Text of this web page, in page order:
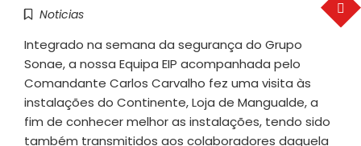
Noticias
Integrado na semana da segurança do Grupo
Sonae, a nossa Equipa EIP acompanhada pelo
Comandante Carlos Carvalho fez uma visita às
instalações do Continente, Loja de Mangualde, a
fim de conhecer melhor as instalações, tendo sido
também transmitidos aos colaboradores daquela